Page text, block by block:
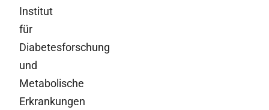
Institut
für
Diabetesforschung
und
Metabolische
Erkrankungen